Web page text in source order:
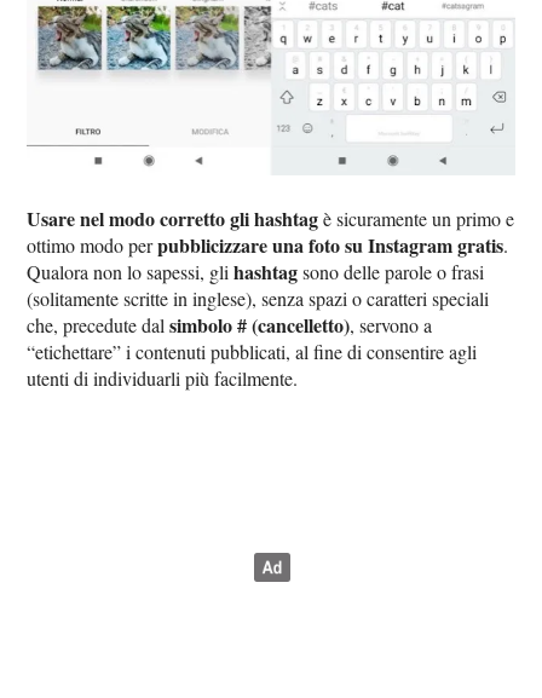
Usare nel modo corretto gli hashtagè sicuramente un primo e
ottimo modo perpubblicizzare una foto su Instagram gratis.
Qualora non lo sapessi, glihashtagsono delle parole o frasi
(solitamente scritte in inglese), senza spazi o caratteri speciali
che, precedute dalsimbolo # (cancelletto), servono a
“etichettare” i contenuti pubblicati, al fine di consentire agli
utenti di individuarli più facilmente.